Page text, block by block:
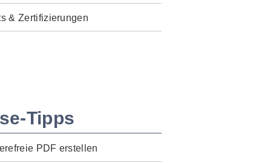
& Zertifizierungen
Tipps
PDF erstellen